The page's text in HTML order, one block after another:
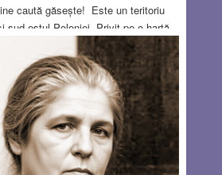
caută găsește! Este un teritoriu
sud-estul Poloniei. Privit pe o hartă
cam la întâmplare, dar nu este
numai geografia simplistă pe care
Pentru noi, Carpații Orientali
următoare, cu maro) se întindeau din
Valea Prahovei, dar în realitate ei
prin Ucraina și sudul Poloniei, iar
împreună cu dealurile și câmpia
Moldova, apoi Bucovina și în